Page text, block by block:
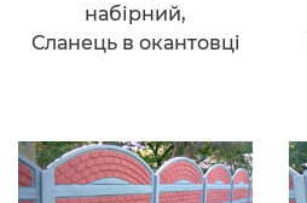
набірний,
Сланець в окантовці